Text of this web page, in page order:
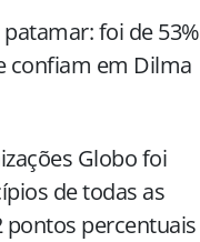
foi de 53%
confiam em Dilma
Globo foi
de todas as
pontos percentuais